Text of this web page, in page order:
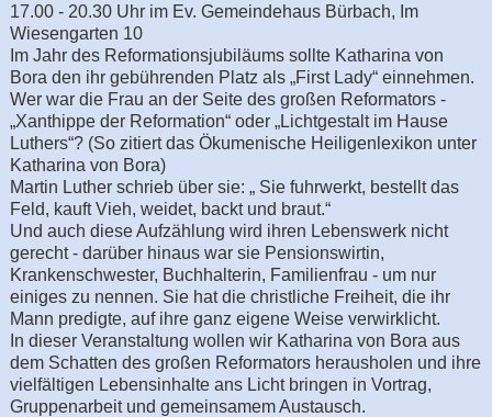
17.00 - 20.30 Uhr im Ev. Gemeindehaus Bürbach, Im
Wiesengarten 10
Im Jahr des Reformationsjubiläums sollte Katharina von
Bora den ihr gebührenden Platz als „First Lady“ einnehmen.
Wer war die Frau an der Seite des großen Reformators -
„Xanthippe der Reformation“ oder „Lichtgestalt im Hause
Luthers“? (So zitiert das Ökumenische Heiligenlexikon unter
Katharina von Bora)
Martin Luther schrieb über sie: „ Sie fuhrwerkt, bestellt das
Feld, kauft Vieh, weidet, backt und braut.“
Und auch diese Aufzählung wird ihren Lebenswerk nicht
gerecht - darüber hinaus war sie Pensionswirtin,
Krankenschwester, Buchhalterin, Familienfrau - um nur
einiges zu nennen. Sie hat die christliche Freiheit, die ihr
Mann predigte, auf ihre ganz eigene Weise verwirklicht.
In dieser Veranstaltung wollen wir Katharina von Bora aus
dem Schatten des großen Reformators herausholen und ihre
vielfältigen Lebensinhalte ans Licht bringen in Vortrag,
Gruppenarbeit und gemeinsamem Austausch.